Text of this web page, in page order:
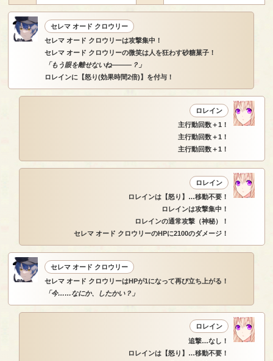
セレマ オード クロウリー
セレマ オード クロウリーは攻撃集中！
セレマ オード クロウリーの微笑は人を狂わす砂糖菓子！
「もう眼を離せないね―――？」
ロレインに【怒り(効果時間2倍)】を付与！
ロレイン
主行動回数＋1！
主行動回数＋1！
主行動回数＋1！
ロレイン
ロレインは【怒り】…移動不要！
ロレインは攻撃集中！
ロレインの通常攻撃（神秘）！
セレマ オード クロウリーのHPに2100のダメージ！
セレマ オード クロウリー
セレマ オード クロウリーはHPが1になって再び立ち上がる！
「今……なにか、したかい？」
ロレイン
追撃…なし！
ロレインは【怒り】…移動不要！